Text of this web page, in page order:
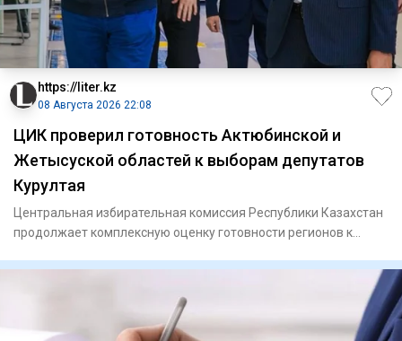
https://liter.kz
08 Августа 2026 22:08
ЦИК проверил готовность Актюбинской и
Жетысуской областей к выборам депутатов
Курултая
Центральная избирательная комиссия Республики Казахстан
продолжает комплексную оценку готовности регионов к